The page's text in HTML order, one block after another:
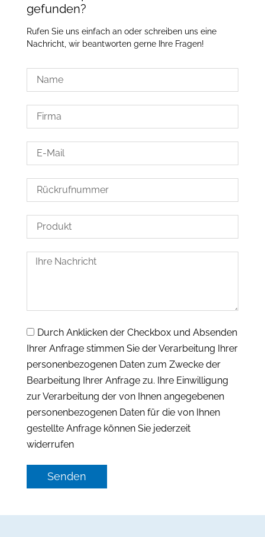
gefunden?
Rufen Sie uns einfach an oder schreiben uns eine
Nachricht, wir beantworten gerne Ihre Fragen!
Durch Anklicken der Checkbox und Absenden
Ihrer Anfrage stimmen Sie der Verarbeitung Ihrer
personenbezogenen Daten zum Zwecke der
Bearbeitung Ihrer Anfrage zu. Ihre Einwilligung
zur Verarbeitung der von Ihnen angegebenen
personenbezogenen Daten für die von Ihnen
gestellte Anfrage können Sie jederzeit
widerrufen
Senden